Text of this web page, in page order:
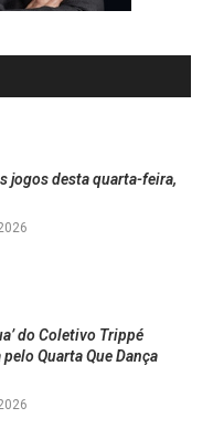
jogos desta quarta-feira,
do Coletivo Trippé
Quarta Que Dança